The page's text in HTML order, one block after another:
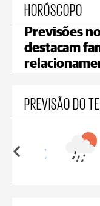
HORÓSCOPO
Previsões
destacam
PREVISÃO DO
18°C